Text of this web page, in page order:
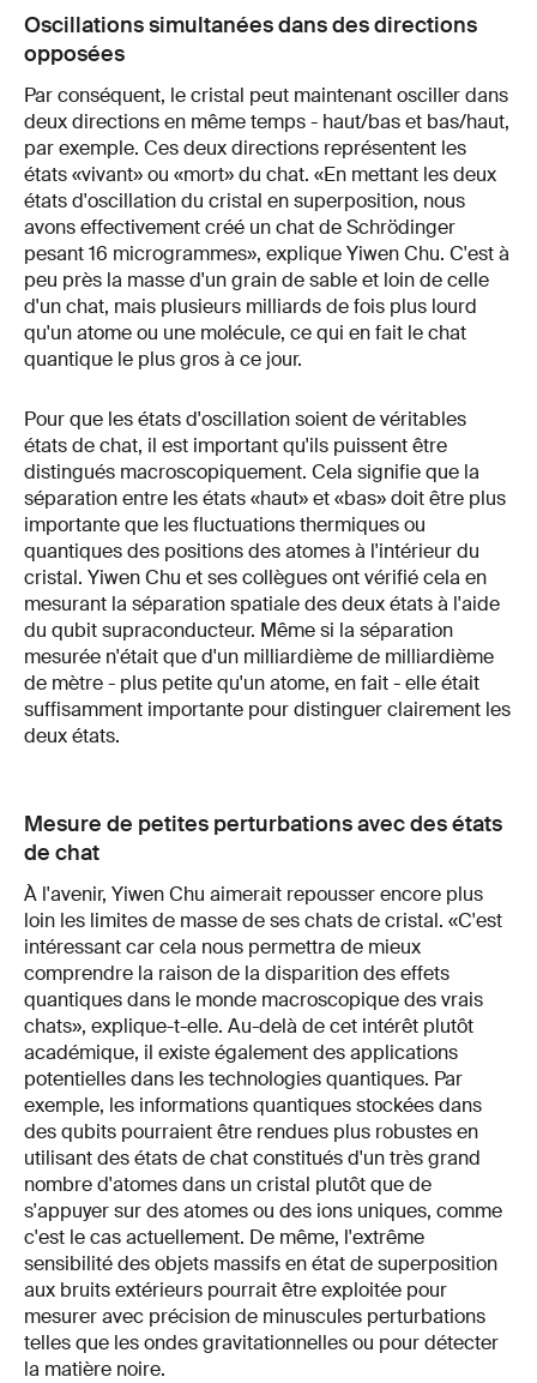
Oscillations simultanées dans des directions
opposées
Par conséquent, le cristal peut maintenant osciller dans
deux directions en même temps - haut/bas et bas/haut,
par exemple. Ces deux directions représentent les
états «vivant» ou «mort» du chat. «En mettant les deux
états d'oscillation du cristal en superposition, nous
avons effectivement créé un chat de Schrödinger
pesant 16 microgrammes», explique Yiwen Chu. C'est à
peu près la masse d'un grain de sable et loin de celle
d'un chat, mais plusieurs milliards de fois plus lourd
qu'un atome ou une molécule, ce qui en fait le chat
quantique le plus gros à ce jour.
Pour que les états d'oscillation soient de véritables
états de chat, il est important qu'ils puissent être
distingués macroscopiquement. Cela signifie que la
séparation entre les états «haut» et «bas» doit être plus
importante que les fluctuations thermiques ou
quantiques des positions des atomes à l'intérieur du
cristal. Yiwen Chu et ses collègues ont vérifié cela en
mesurant la séparation spatiale des deux états à l'aide
du qubit supraconducteur. Même si la séparation
mesurée n'était que d'un milliardième de milliardième
de mètre - plus petite qu'un atome, en fait - elle était
suffisamment importante pour distinguer clairement les
deux états.
Mesure de petites perturbations avec des états
de chat
À l'avenir, Yiwen Chu aimerait repousser encore plus
loin les limites de masse de ses chats de cristal. «C'est
intéressant car cela nous permettra de mieux
comprendre la raison de la disparition des effets
quantiques dans le monde macroscopique des vrais
chats», explique-t-elle. Au-delà de cet intérêt plutôt
académique, il existe également des applications
potentielles dans les technologies quantiques. Par
exemple, les informations quantiques stockées dans
des qubits pourraient être rendues plus robustes en
utilisant des états de chat constitués d'un très grand
nombre d'atomes dans un cristal plutôt que de
s'appuyer sur des atomes ou des ions uniques, comme
c'est le cas actuellement. De même, l'extrême
sensibilité des objets massifs en état de superposition
aux bruits extérieurs pourrait être exploitée pour
mesurer avec précision de minuscules perturbations
telles que les ondes gravitationnelles ou pour détecter
la matière noire.